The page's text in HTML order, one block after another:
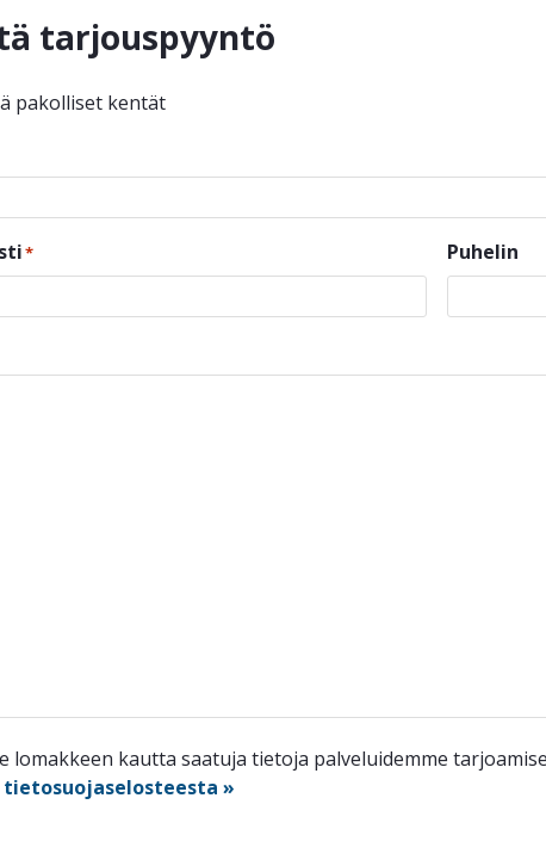
tarjouspyyntö
pakolliset kentät
* Puhelin
lomakkeen kautta saatuja tietoja palveluidemme
tietosuojaselosteesta »